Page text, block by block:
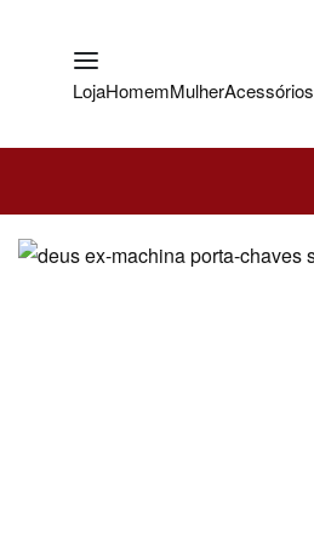
LojaHomemMulherAcessórios